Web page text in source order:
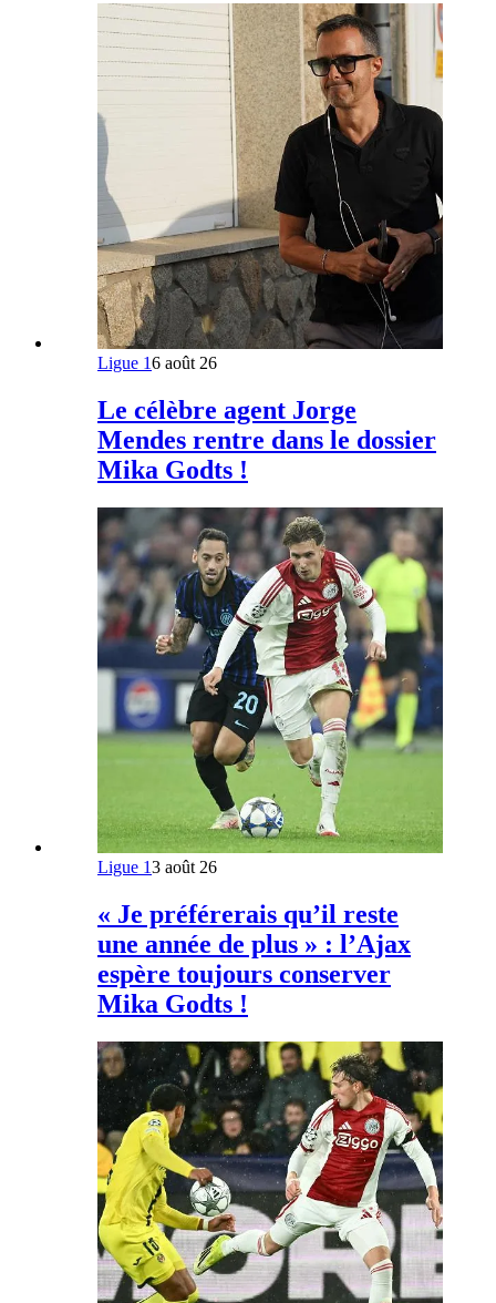
Ligue 16 août 26
Le célèbre agent Jorge
Mendes rentre dans le dossier
Mika Godts !
Ligue 13 août 26
« Je préférerais qu’il reste
une année de plus » : l’Ajax
espère toujours conserver
Mika Godts !